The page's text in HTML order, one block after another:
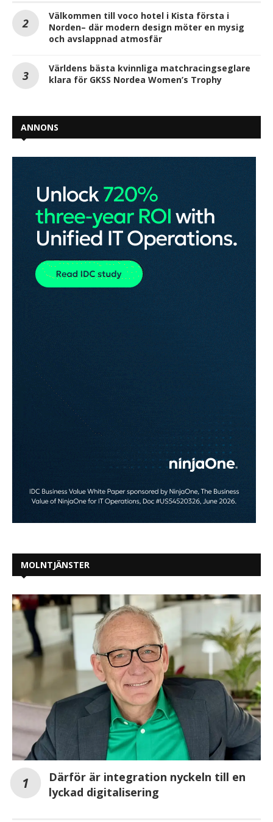
Välkommen till voco hotel i Kista första i
Norden– där modern design möter en mysig
och avslappnad atmosfär
Världens bästa kvinnliga matchracingseglare
klara för GKSS Nordea Women’s Trophy
ANNONS
MOLNTJÄNSTER
Därför är integration nyckeln till en
lyckad digitalisering